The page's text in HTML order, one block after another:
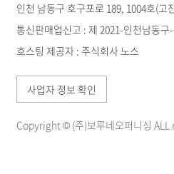
인천 남동구 호구포로 189, 1004호(고
통신판매업신고 : 제 2021-인천남동
호스팅 제공자 : 주식회사 노스
사업자 정보 확인
Copyright © (주)보루네오퍼니싱